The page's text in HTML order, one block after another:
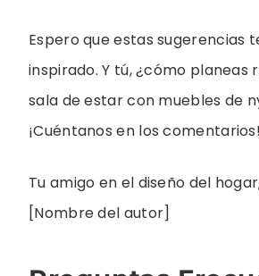
Espero que estas sugerencias
inspirado. Y tú, ¿cómo planeas
sala de estar con muebles de
¡Cuéntanos en los comentarios!
Tu amigo en el diseño del
[Nombre del autor]